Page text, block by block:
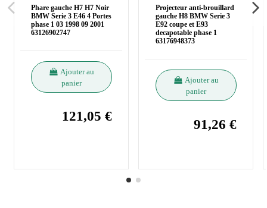
Phare gauche H7 H7 Noir
BMW Serie 3 E46 4 Portes
phase 1 03 1998 09 2001
63126902747
Ajouter au
panier
121,05 €
Projecteur anti-brouillard
gauche H8 BMW Serie 3
E92 coupe et E93
decapotable phase 1
63176948373
Ajouter au
panier
91,26 €